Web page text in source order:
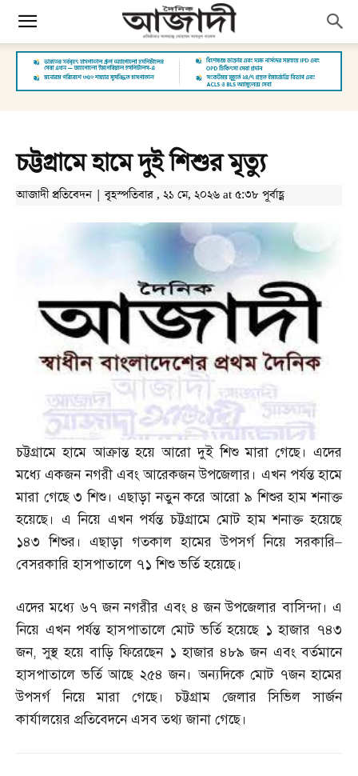
চট্টগ্রামে হামে দুই শিশুর মৃত্যু
আজাদী প্রতিবেদন | বৃহস্পতিবার , ২১ মে, ২০২৬ at ৫:৩৮ পূর্বাহ্ণ
চট্টগ্রামে হামে আক্রান্ত হয়ে আরো দুই শিশু মারা গেছে। এদের
মধ্যে একজন নগরী এবং আরেকজন উপজেলার। এখন পর্যন্ত হামে
মারা গেছে ৩ শিশু। এছাড়া নতুন করে আরো ৯ শিশুর হাম শনাক্ত
হয়েছে। এ নিয়ে এখন পর্যন্ত চট্টগ্রামে মোট হাম শনাক্ত হয়েছে
১৪৩ শিশুর। এছাড়া গতকাল হামের উপসর্গ নিয়ে সরকারি–
বেসরকারি হাসপাতালে ৭১ শিশু ভর্তি হয়েছে।
এদের মধ্যে ৬৭ জন নগরীর এবং ৪ জন উপজেলার বাসিন্দা। এ
নিয়ে এখন পর্যন্ত হাসপাতালে মোট ভর্তি হয়েছে ১ হাজার ৭৪৩
জন,সুস্থ হয়ে বাড়ি ফিরেছেন ১ হাজার ৪৮৯ জন এবং বর্তমানে
হাসপাতালে ভর্তি আছে ২৫৪ জন। অন্যদিকে মোট ৭জন হামের
উপসর্গ নিয়ে মারা গেছে। চট্টগ্রাম জেলার সিভিল সার্জন
কার্যালয়ের প্রতিবেদনে এসব তথ্য জানা গেছে।